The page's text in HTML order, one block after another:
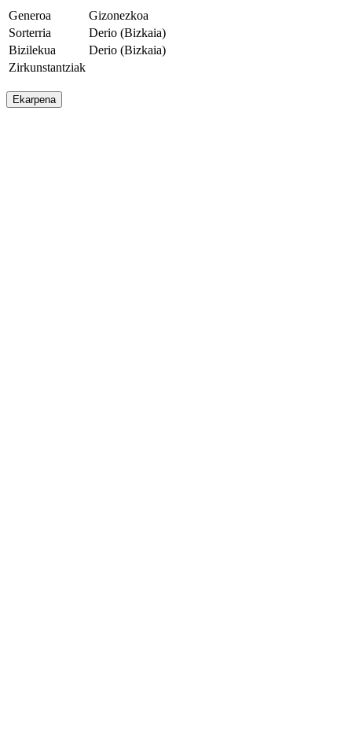
Generoa
Gizonezkoa
Sorterria
Derio (Bizkaia)
Bizilekua
Derio (Bizkaia)
Zirkunstantziak